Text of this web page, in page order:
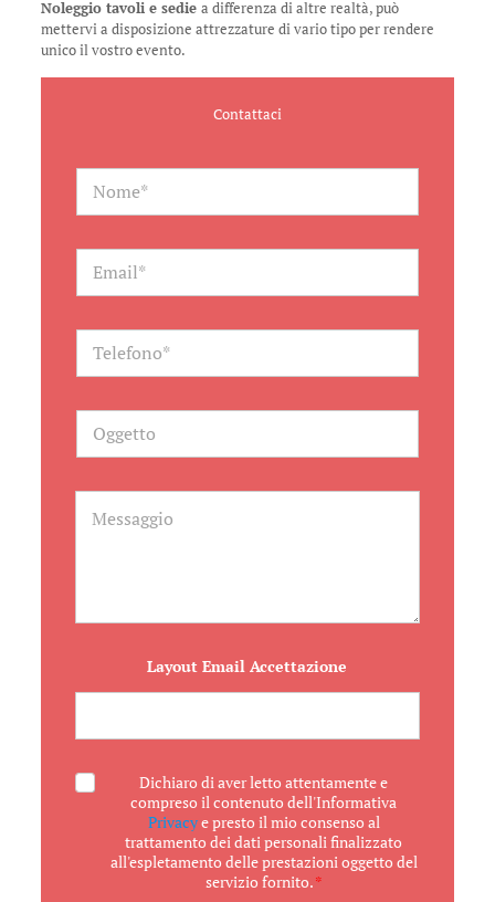
Noleggio tavoli e sedie a differenza di altre realtà, può
mettervi a disposizione attrezzature di vario tipo per rendere
unico il vostro evento.
Contattaci
N
m
*E
a
lT
l
fO
g
tM
i
Layout Email Accettazione
A
Dichiaro di aver letto attentamente e
compreso il contenuto dell'Informativa
Privacye presto il mio consenso al
trattamento dei dati personali finalizzato
all'espletamento delle prestazioni oggetto del
servizio fornito.*